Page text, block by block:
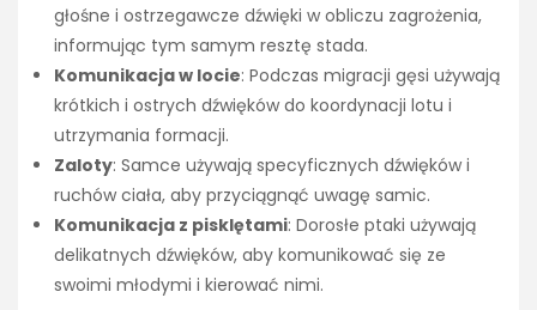
głośne i ostrzegawcze dźwięki w obliczu zagrożenia,
informując tym samym resztę stada.
Komunikacja w locie: Podczas migracji gęsi używają
krótkich i ostrych dźwięków do koordynacji lotu i
utrzymania formacji.
Zaloty: Samce używają specyficznych dźwięków i
ruchów ciała, aby przyciągnąć uwagę samic.
Komunikacja z pisklętami: Dorosłe ptaki używają
delikatnych dźwięków, aby komunikować się ze
swoimi młodymi i kierować nimi.